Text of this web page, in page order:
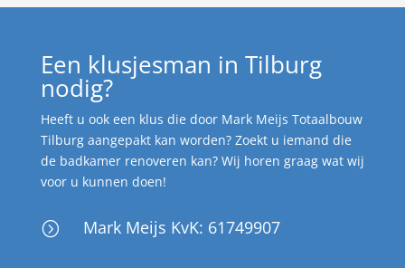
Een klusjesman in Tilburg
nodig?
Heeft u ook een klus die door Mark Meijs Totaalbouw
Tilburg aangepakt kan worden? Zoekt u iemand die
de badkamer renoveren kan? Wij horen graag wat wij
voor u kunnen doen!
= Mark Meijs KvK: 61749907